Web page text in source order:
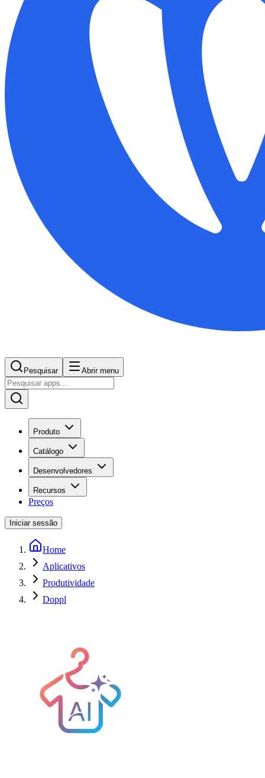
Pesquisar Abrir menu
Produto
Catálogo
Desenvolvedores
Recursos
Preços
Iniciar sessão
Home
Aplicativos
Produtividade
Doppl